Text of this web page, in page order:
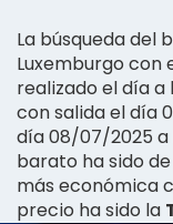
La búsqueda del
Luxemburgo con
realizado el día a
con salida el día
día 08/07/2025 a
barato ha sido de
más económica
precio ha sido la